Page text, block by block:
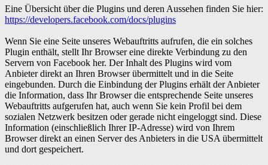
Eine Übersicht über die Plugins und deren Aussehen finden Sie hier:
https://developers.facebook.com/docs/plugins
Wenn Sie eine Seite unseres Webauftritts aufrufen, die ein solches
Plugin enthält, stellt Ihr Browser eine direkte Verbindung zu den
Servern von Facebook her. Der Inhalt des Plugins wird vom
Anbieter direkt an Ihren Browser übermittelt und in die Seite
eingebunden. Durch die Einbindung der Plugins erhält der Anbieter
die Information, dass Ihr Browser die entsprechende Seite unseres
Webauftritts aufgerufen hat, auch wenn Sie kein Profil bei dem
sozialen Netzwerk besitzen oder gerade nicht eingeloggt sind. Diese
Information (einschließlich Ihrer IP-Adresse) wird von Ihrem
Browser direkt an einen Server des Anbieters in die USA übermittelt
und dort gespeichert.